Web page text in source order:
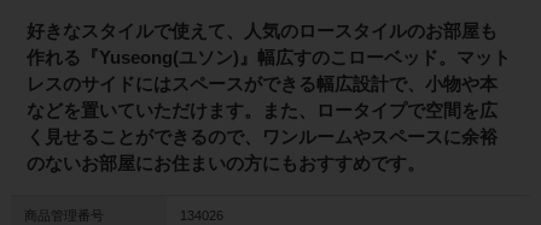
好きなスタイルで使えて、人気のロースタイルのお部屋も
作れる『Yuseong(ユソン)』幅広すのこローベッド。マット
レスのサイドにはスペースができる幅広設計で、小物や本
などを置いていただけます。また、ロータイプで空間を広
く見せることができるので、ワンルームやスペースに余裕
のないお部屋にお住まいの方にもおすすめです。
商品管理番号 134026